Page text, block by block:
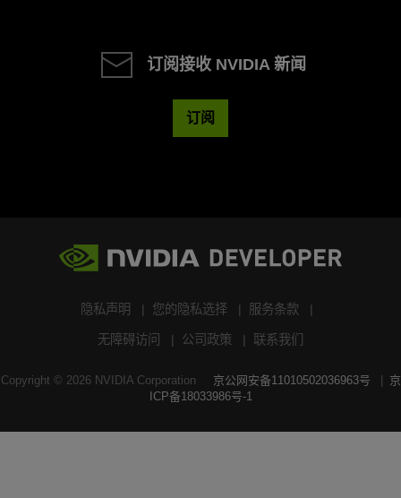
订阅接收 NVIDIA 新闻
订阅
隐私声明 您的隐私选择 服务条款
无障碍访问 公司政策 联系我们
Copyright © 2026NVIDIA Corporation 京公网安备11010502036963号
京
ICP备18033986号-1